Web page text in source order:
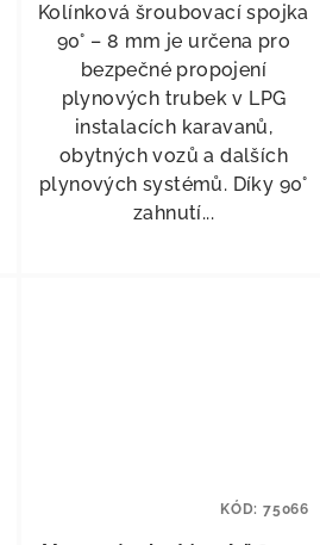
Kolínková šroubovací spojka
90° – 8 mm je určena pro
bezpečné propojení
plynových trubek v LPG
instalacích karavanů,
obytných vozů a dalších
plynových systémů. Díky 90°
zahnutí...
KÓD: 75066